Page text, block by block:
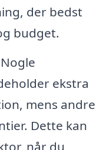
der bedst
budget.
Nogle
ekstra
mens andre
Dette kan
når du